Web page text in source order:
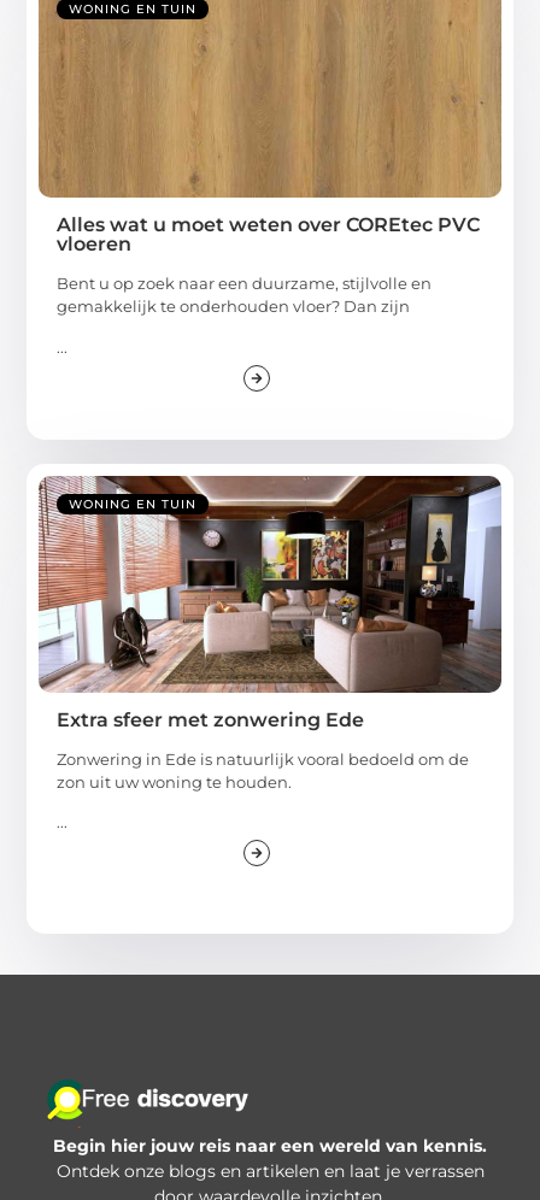
WONING EN TUIN
Alles wat u moet weten over COREtec PVC
vloeren
Bent u op zoek naar een duurzame, stijlvolle en
gemakkelijk te onderhouden vloer? Dan zijn
...
WONING EN TUIN
Extra sfeer met zonwering Ede
Zonwering in Ede is natuurlijk vooral bedoeld om de
zon uit uw woning te houden.
...
Begin hier jouw reis naar een wereld van kennis.
Ontdek onze blogs en artikelen en laat je verrassen